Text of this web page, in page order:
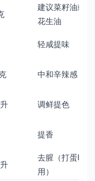
建议菜籽油或
花生油
轻咸提味
中和辛辣感
调鲜提色
提香
去腥（打蛋时
用）